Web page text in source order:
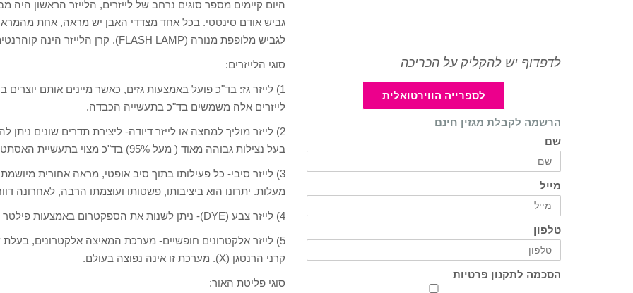
גביש אודם סינטטי. בכל אחד מצדדי האבן יש מראה, אחת
לגביש מלופפת מנורה (FLASH LAMP). קרן הלייזר הינה קוהרנטית כלומר מכילה אורך גל קבוע ובאותה עוצמה.
סוגי הלייזרים:
1) לייזר גז: בד"כ פועל באמצעות גזים, כאשר מיינים אותם
לייזרים אלה משמשים בד"כ בתעשייה הכבדה.
2) לייזר מוליך למחצה או לייזר דיודה- ליצירת תדרים שונים ניתן
בעל נצילות גבוהה מאוד ( מעל 95%) בד"כ מצוי בתעשיית האסתטיקה המוסיקה, סמני לייזר ועוד…
מעלות. יתרונו הוא ביציבותו, פשטותו ועוצמתו הרבה, לאחרונה דווח על
4) לייזר צבע (DYE)- ניתן לשנות את הספקטרום באמצעות פילטר בעל תרכובת אורגנית.
5) לייזר אלקטרונים חופשיים- מערכת המאיצה אלקטרונים, בעלת
קרני הרנטגן (X). מערכת זו אינה נפוצה בעולם.
סוגי פליטת האור:
לדפדוף יש להקליק על הכריכה
לספרייה הווירטואלית
הרשמה לקבלת מגזין חינם
שם
מייל
טלפון
הסכמה לתקנון פרטיות